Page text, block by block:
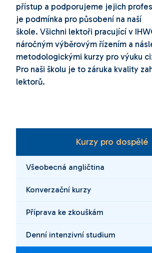
přístup a podporujeme jejich
je podmínka pro působení na naší
škole. Všichni lektoři pracující v
náročným výběrovým řízením a
metodologickými kurzy pro výuku
Pro naši školu je to záruka kvality
lektorů.
Kurzy pro dospělé
Všeobecná angličtina
Konverzační kurzy
Příprava ke zkouškám
Denní intenzivní studium